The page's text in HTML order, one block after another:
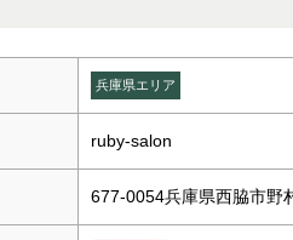
兵庫県エリア
ruby-salon
677-0054兵庫県西脇市野